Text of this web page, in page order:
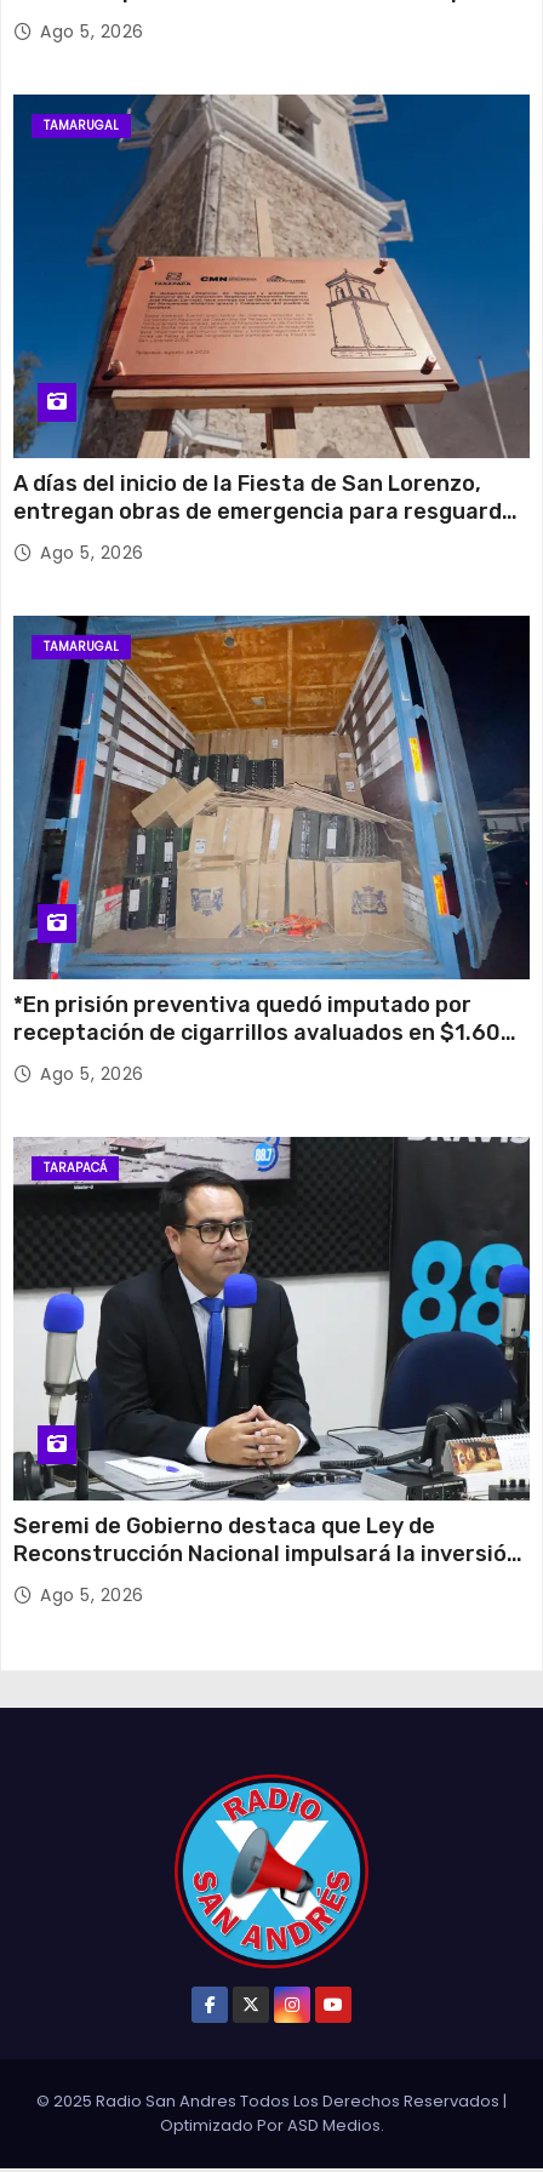
retiro de cables en desuso en Iquique
Ago 5, 2026
TAMARUGAL
A días del inicio de la Fiesta de San Lorenzo,
entregan obras de emergencia para resguardar
su histórico campanario
Ago 5, 2026
TAMARUGAL
*En prisión preventiva quedó imputado por
receptación de cigarrillos avaluados en $1.600
millones*
Ago 5, 2026
TARAPACÁ
Seremi de Gobierno destaca que Ley de
Reconstrucción Nacional impulsará la inversión
y el empleo en Tarapacá
Ago 5, 2026
© 2025 Radio San Andres Todos Los Derechos Reservados |
Optimizado PorASD Medios.